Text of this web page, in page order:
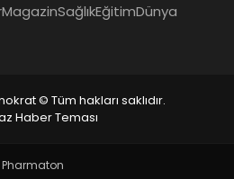
MagazinSağlıkEğitimDünya
© Tüm hakları saklıdır.
Haber Teması
Pharmaton